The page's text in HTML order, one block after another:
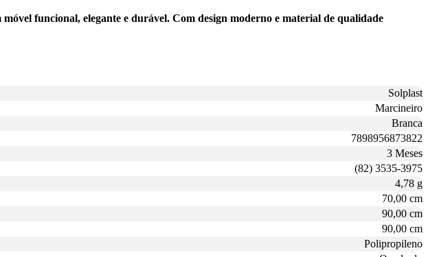
funcional, elegante e durável. Com design moderno e material de qualidade
Solplast
Marcineiro
Branca
7898956873822
3 Meses
(82) 3535-3975
4,78 g
70,00 cm
90,00 cm
90,00 cm
Polipropileno